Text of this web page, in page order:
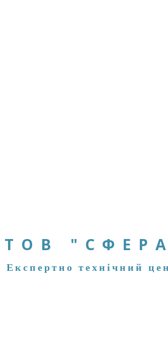
ТОВ
Експертно технічний